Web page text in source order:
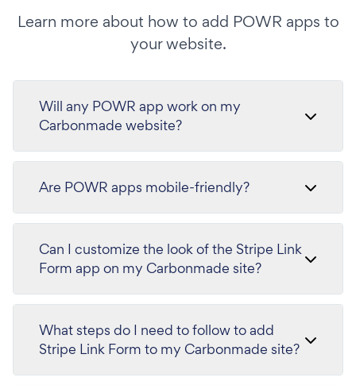
Learn more about how to add POWR apps to
your website.
Will any POWR app work on my
Carbonmade website?
Are POWR apps mobile-friendly?
Can I customize the look of the Stripe Link
Form app on my Carbonmade site?
What steps do I need to follow to add
Stripe Link Form to my Carbonmade site?